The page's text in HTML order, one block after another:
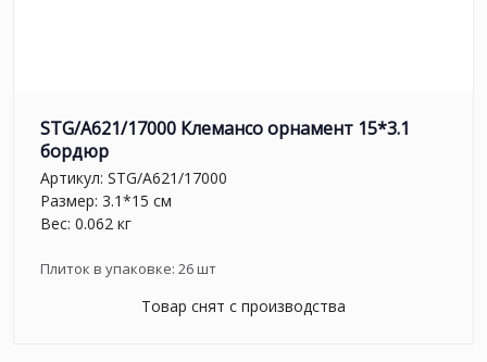
STG/A621/17000 Клемансо орнамент 15*3.1
бордюр
Артикул: STG/A621/17000
Размер: 3.1*15 см
Вес: 0.062 кг
Плиток в упаковке: 26шт
Товар снят с производства